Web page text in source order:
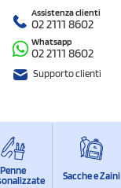
Assistenza clienti
02 2111 8602
Whatsapp
02 2111 8602
Supporto clienti
Penne
Sacche e Zaini